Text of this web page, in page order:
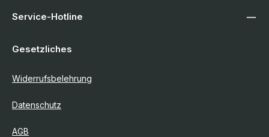
Service-Hotline
Gesetzliches
Widerrufsbelehrung
Datenschutz
AGB